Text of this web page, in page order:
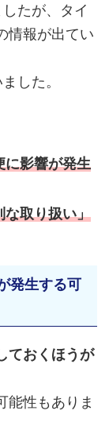
たが、タイ
情報が出てい
した。
に影響が発生
な取り扱い」
発生する可
ておくほうが
能性もありま